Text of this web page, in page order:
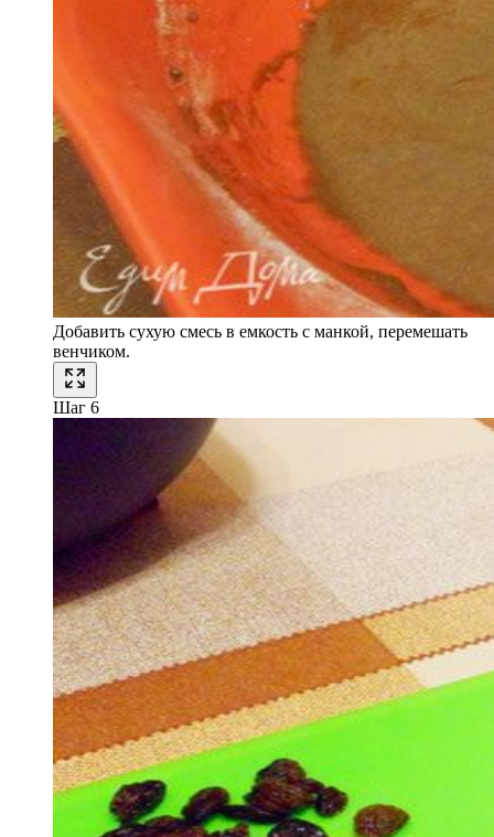
Добавить сухую смесь в емкость с манкой, перемешать
венчиком.
Шаг 6